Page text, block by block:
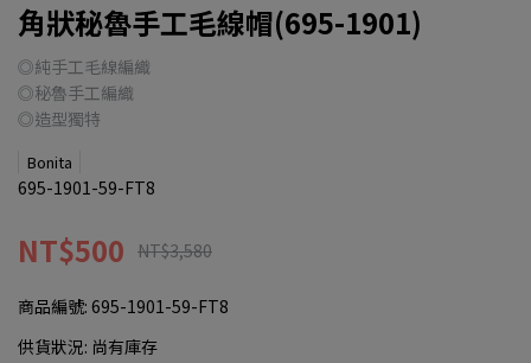
角狀秘魯手工毛線帽(695-1901)
◎純手工毛線編織
◎秘魯手工編織
◎造型獨特
Bonita
695-1901-59-FT8
NT$500 NT$3,580
商品編號: 695-1901-59-FT8
供貨狀況: 尚有庫存